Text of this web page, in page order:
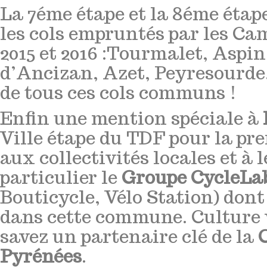
La 7éme étape et la 8éme
les cols empruntés par les
2015 et 2016 :Tourmalet,
d’Ancizan, Azet,
de tous ces cols communs !
Enfin une mention spéciale à
Ville étape du TDF pour la
aux collectivités locales et à
particulier le Groupe
Bouticycle, Vélo Station)
dans cette commune.
savez un partenaire clé de la
Pyrénées.